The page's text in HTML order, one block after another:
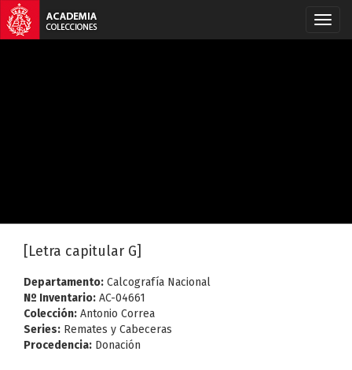
[Letra capitular G]
Departamento: Calcografía Nacional
Nº Inventario: AC-04661
Colección: Antonio Correa
Series: Remates y Cabeceras
Procedencia: Donación